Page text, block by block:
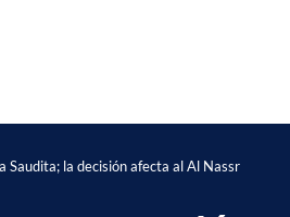
Saudita; la decisión afecta al Al Nassr